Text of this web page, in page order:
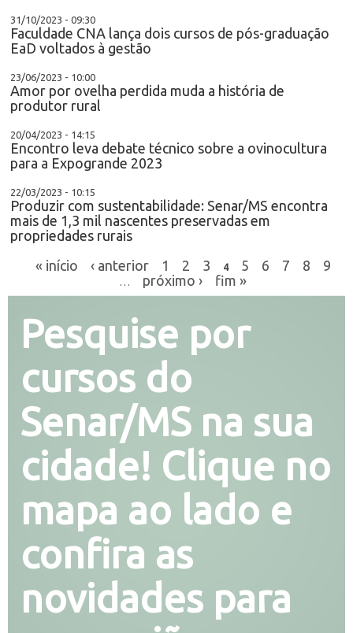
31/10/2023 - 09:30
Faculdade CNA lança dois cursos de pós-graduação
EaD voltados à gestão
23/06/2023 - 10:00
Amor por ovelha perdida muda a história de
produtor rural
20/04/2023 - 14:15
Encontro leva debate técnico sobre a ovinocultura
para a Expogrande 2023
22/03/2023 - 10:15
Produzir com sustentabilidade: Senar/MS encontra
mais de 1,3 mil nascentes preservadas em
propriedades rurais
« início
‹ anterior 1 2 3 4 5 6 7 8 9
próximo › fim »
Pesquise por
cursos do
Senar/MS na sua
cidade! Clique no
mapa ao lado e
confira as
novidades para